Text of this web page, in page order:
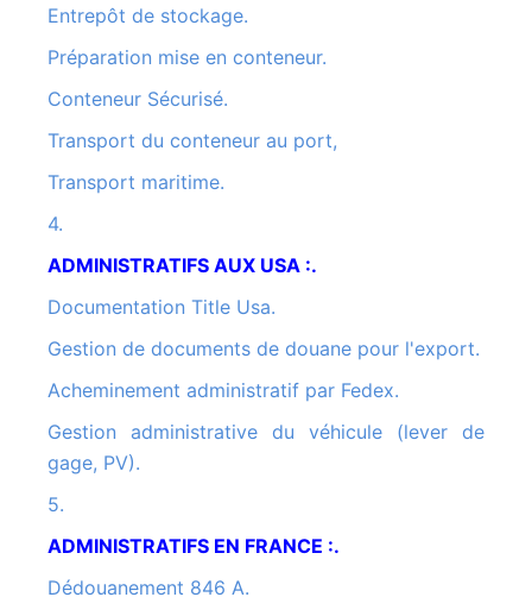
Entrepôt de stockage.
Préparation mise en conteneur.
Conteneur Sécurisé.
Transport du conteneur au port,
Transport maritime.
4.
ADMINISTRATIFS AUX USA :.
Documentation Title Usa.
Gestion de documents de douane pour l'export.
Acheminement administratif par Fedex.
Gestion administrative du véhicule (lever de
gage, PV).
5.
ADMINISTRATIFS EN FRANCE :.
Dédouanement 846 A.